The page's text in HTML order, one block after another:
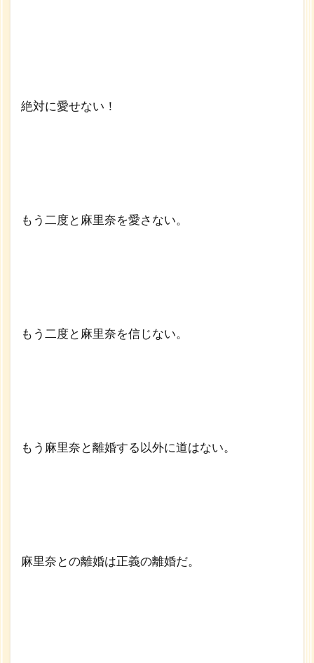
絶対に愛せない！
もう二度と麻里奈を愛さない。
もう二度と麻里奈を信じない。
もう麻里奈と離婚する以外に道はない。
麻里奈との離婚は正義の離婚だ。